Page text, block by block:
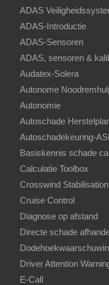
ADAS
ADAS-Introductie
ADAS-Sensoren
ADAS, sensoren &
Audatex-Solera
Autonome
Autonomie
Autoschade
Autoschadekeuring-
Basiskennis schade
Calculatie Toolbox
Crosswind Stabilisation
Cruise Control
Diagnose op afstand
Directe schade
Driver Attention
E-Call